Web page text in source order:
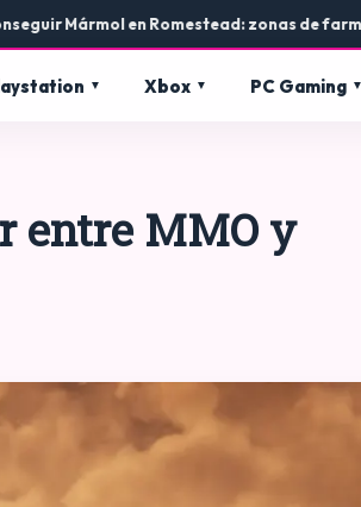
Mármol en Romestead: zonas de farmeo y
Xbox PC Gaming
entre MMO y